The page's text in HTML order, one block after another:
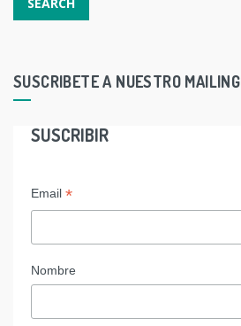
SUSCRIBETE A NUESTRO MAILING
SUSCRIBIR
Email *
Nombre